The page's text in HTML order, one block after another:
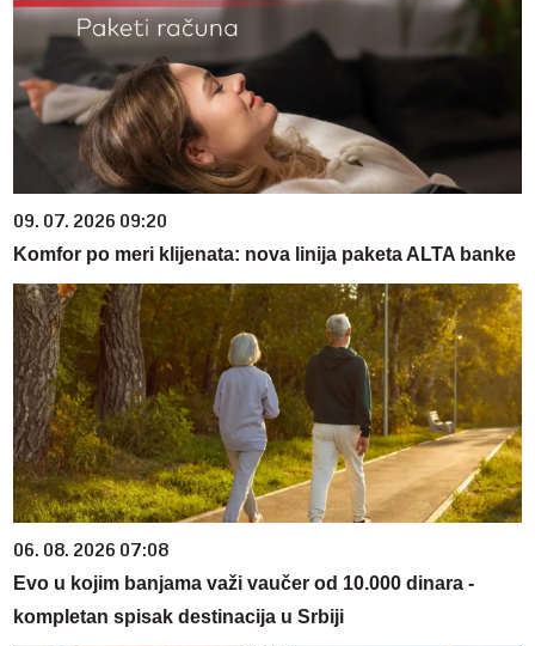
09. 07. 2026 09:20
Komfor po meri klijenata: nova linija paketa ALTA banke
06. 08. 2026 07:08
Evo u kojim banjama važi vaučer od 10.000 dinara -
kompletan spisak destinacija u Srbiji